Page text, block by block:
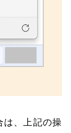
は、上記の操